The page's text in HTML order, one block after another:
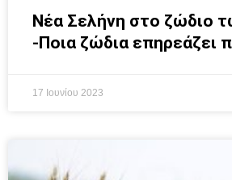
Νέα Σελήνη στο ζώδιο
-Ποια ζώδια επηρεάζει
17 Ιουνίου 2023